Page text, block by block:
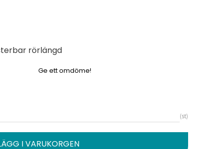
rörlängd
st
Ge ett omdöme!